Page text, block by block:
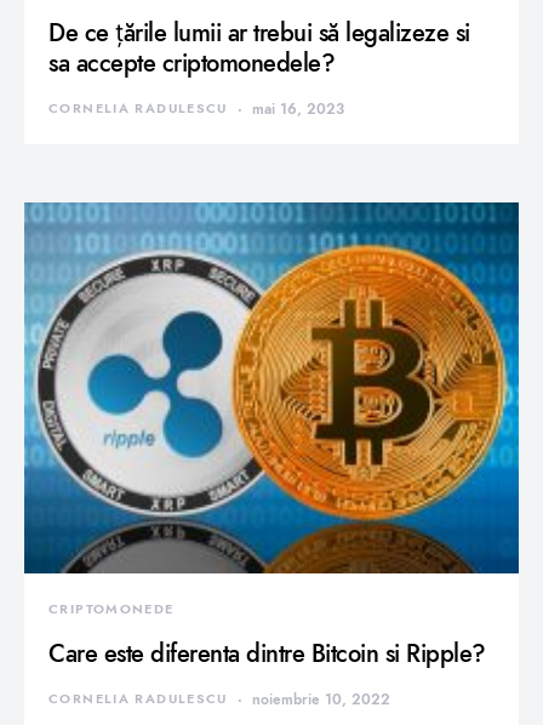
De ce țările lumii ar trebui să legalizeze si
sa accepte criptomonedele?
CORNELIA RADULESCU mai 16, 2023
CRIPTOMONEDE
Care este diferenta dintre Bitcoin si Ripple?
CORNELIA RADULESCU noiembrie 10, 2022